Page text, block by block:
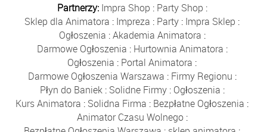
Partnerzy: Impra Shop : Party Shop :
Sklep dla Animatora : Impreza : Party : Impra Sklep :
Ogłoszenia :Akademia Animatora :
Darmowe Ogłoszenia : Hurtownia Animatora :
Ogłoszenia : Portal Animatora :
Darmowe Ogłoszenia Warszawa : Firmy Regionu :
Płyn do Baniek: Solidne Firmy: Ogłoszenia :
Kurs Animatora : Solidna Firma : Bezpłatne Ogłoszenia :
Animator Czasu Wolnego: